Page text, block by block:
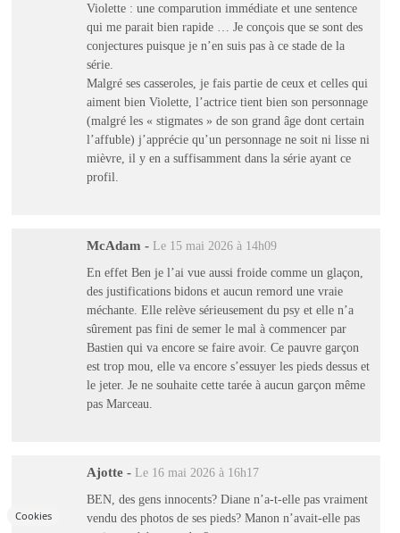
Violette : une comparution immédiate et une sentence
qui me parait bien rapide … Je conçois que se sont des
conjectures puisque je n’en suis pas à ce stade de la
série.
Malgré ses casseroles, je fais partie de ceux et celles qui
aiment bien Violette, l’actrice tient bien son personnage
(malgré les « stigmates » de son grand âge dont certain
l’affuble) j’apprécie qu’un personnage ne soit ni lisse ni
mièvre, il y en a suffisamment dans la série ayant ce
profil.
McAdam - Le 15 mai 2026 à 14h09
En effet Ben je l’ai vue aussi froide comme un glaçon,
des justifications bidons et aucun remord une vraie
méchante. Elle relève sérieusement du psy et elle n’a
sûrement pas fini de semer le mal à commencer par
Bastien qui va encore se faire avoir. Ce pauvre garçon
est trop mou, elle va encore s’essuyer les pieds dessus et
le jeter. Je ne souhaite cette tarée à aucun garçon même
pas Marceau.
Ajotte - Le 16 mai 2026 à 16h17
BEN, des gens innocents? Diane n’a-t-elle pas vraiment
vendu des photos de ses pieds? Manon n’avait-elle pas
Cookies